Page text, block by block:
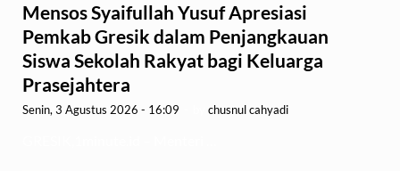
Mensos Syaifullah Yusuf Apresiasi
Pemkab Gresik dalam Penjangkauan
Siswa Sekolah Rakyat bagi Keluarga
Prasejahtera
Senin, 3 Agustus 2026 - 16:09 chusnul cahyadi